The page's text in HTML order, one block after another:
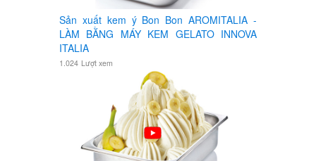
Sản xuất kem ý Bon Bon AROMITALIA -
LÀM BẰNG MÁY KEM GELATO INNOVA
ITALIA
1.024 Lượt xem